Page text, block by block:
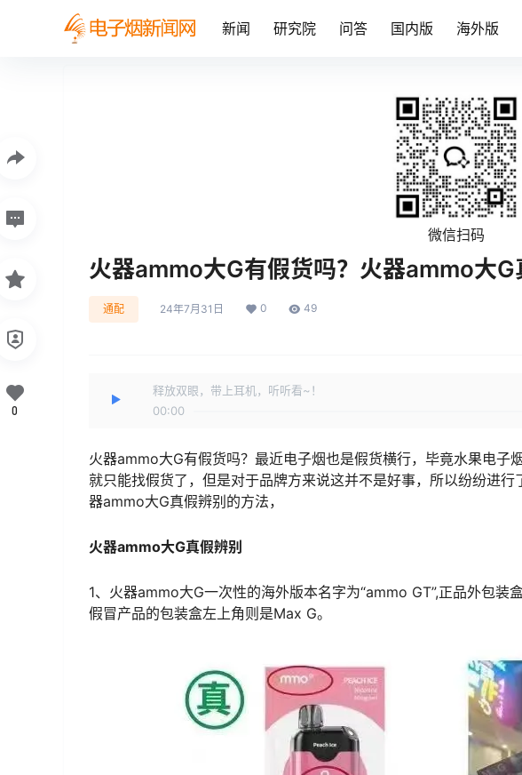
新闻 研究院 问答 国内版 海外版
微信扫码
火器ammo大G有假货吗？火器ammo大G
通配 24年7月31日 0 49
释放双眼，带上耳机，听听看~！
00:00
火器ammo大G有假货吗？最近电子烟也是假货横行，毕竟水果电子
就只能找假货了，但是对于品牌方来说这并不是好事，所以纷纷进
器ammo大G真假辨别的方法，
火器ammo大G真假辨别
1、火器ammo大G一次性的海外版本名字为“ammo GT”,正品外包装
假冒产品的包装盒左上角则是Max G。
0